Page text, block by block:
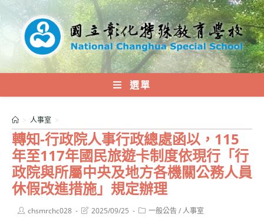
內
選單
轉知-行政院人事行政總處函以，115
年至117年國民旅遊卡制度依現行「行
政院與所屬中央及地方各機關公務人員
休假改進措施」規定辦理
> 人事室 >
Postchsmrchc028
Post2025/09/25
Post一般公告/人事室